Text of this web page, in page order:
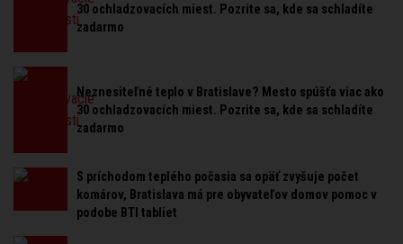
30 ochladzovacích miest. Pozrite sa, kde sa schladíte
zadarmo
Neznesiteľné teplo v Bratislave? Mesto spúšťa viac ako
30 ochladzovacích miest. Pozrite sa, kde sa schladíte
zadarmo
S príchodom teplého počasia sa opäť zvyšuje počet
komárov, Bratislava má pre obyvateľov domov pomoc v
podobe BTI tabliet